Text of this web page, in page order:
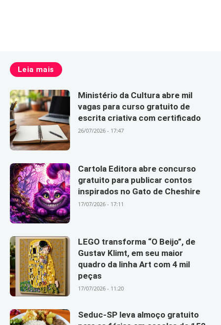
Leia mais
Ministério da Cultura abre mil
vagas para curso gratuito de
escrita criativa com certificado
26/07/2026 - 17:47
Cartola Editora abre concurso
gratuito para publicar contos
inspirados no Gato de Cheshire
17/07/2026 - 17:11
LEGO transforma “O Beijo”, de
Gustav Klimt, em seu maior
quadro da linha Art com 4 mil
peças
17/07/2026 - 11:20
Seduc-SP leva almoço gratuito